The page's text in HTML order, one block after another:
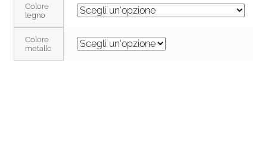
Colore
legno
Colore
metallo